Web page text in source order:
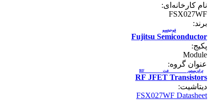
نام کارخانه‌ای:
FSX027WF
برند:
Fujitsu Semiconductor
فوجیتسو
پکیج:
Module
عنوان گروه:
RF JFET Transistors
ترانزیستور فت RF
دیتاشیت:
FSX027WF Datasheet